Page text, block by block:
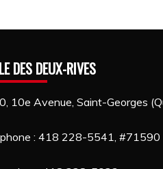
DES DEUX-RIVES
10e Avenue, Saint-Georges
: 418 228-5541, #71590